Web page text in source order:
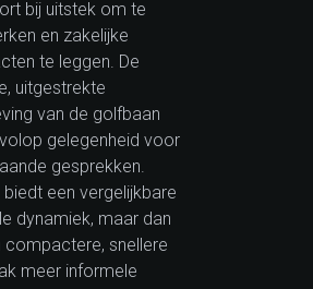
bij uitstek om te
en zakelijke
te leggen. De
uitgestrekte
van de golfbaan
gelegenheid voor
gesprekken.
biedt een vergelijkbare
dynamiek, maar dan
compactere, snellere
meer informele